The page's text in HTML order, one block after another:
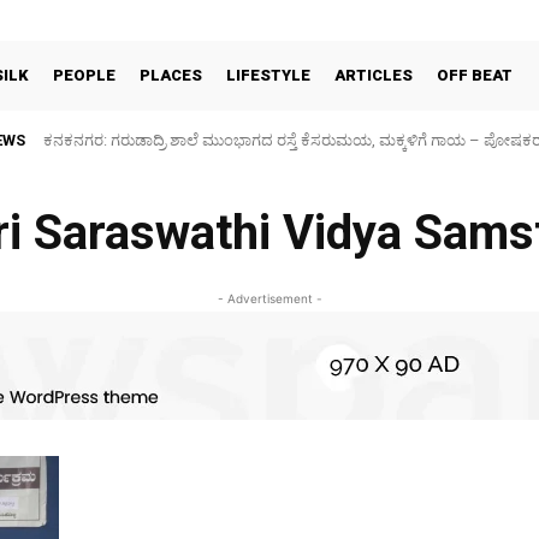
PEOPLE PLACES LIFESTYLE ARTICLES OFF BEAT
ಕನಕನಗರ: ಗರುಡಾದ್ರಿ ಶಾಲೆ ಮುಂಭಾಗದ ರಸ್ತೆ ಕೆಸರುಮಯ, ಮಕ್ಕಳಿಗೆ ಗಾಯ –
Saraswathi Vidya
- Advertisement -